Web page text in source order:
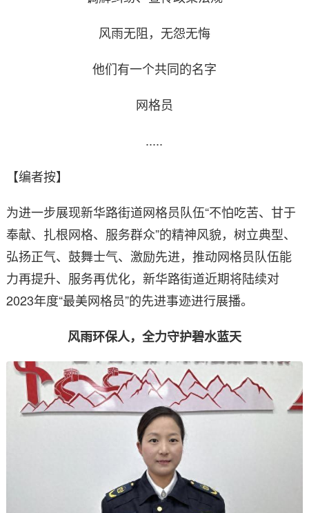
风雨无阻，无怨无悔
他们有一个共同的名字
网格员
.....
【编者按】
为进一步展现新华路街道网格员队伍“不怕吃苦、甘于
奉献、扎根网格、服务群众”的精神风貌，树立典型、
弘扬正气、鼓舞士气、激励先进，推动网格员队伍能
力再提升、服务再优化，新华路街道近期将陆续对
2023年度“最美网格员”的先进事迹进行展播。
风雨环保人，全力守护碧水蓝天